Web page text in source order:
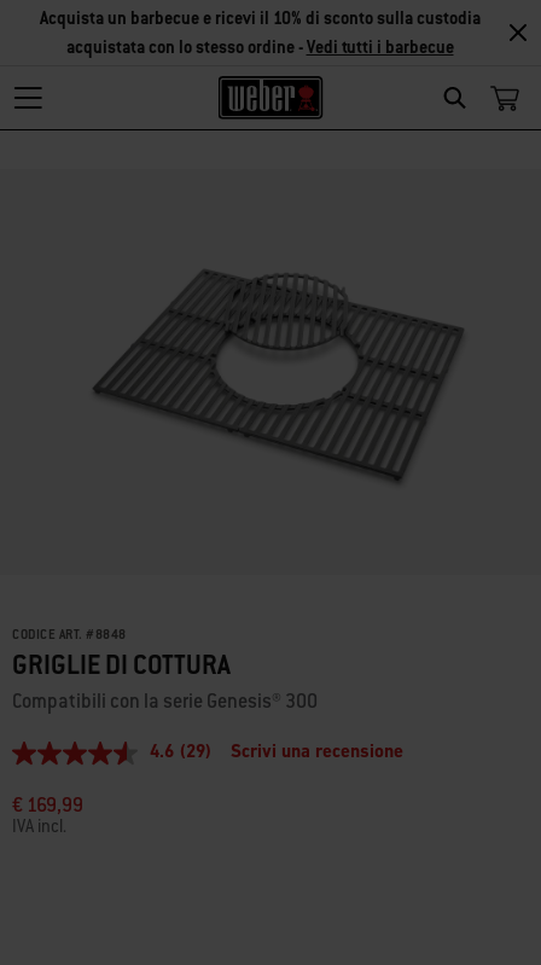
Search
Acquista un barbecue e ricevi il 10% di sconto sulla custodia
acquistata con lo stesso ordine -Vedi tutti i barbecue
CODICE ART. # 8848
GRIGLIE DI COTTURA
Compatibili con la serie Genesis® 300
4.6
su
5
,
4.6 (29) Scrivi una recensione
€ 169,99
IVA incl.